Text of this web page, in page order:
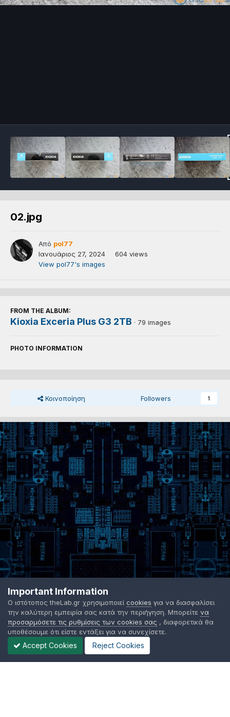
02.jpg
Από pol77
Ιανουάριος 27, 2024
604 views
View pol77's images
FROM THE ALBUM:
Kioxia Exceria Plus G3 2TB · 79 images
PHOTO INFORMATION
Κοινοποίηση Followers 1
Important Information
Ο ιστότοπος theLab.gr χρησιμοποιεί cookies για να διασφαλίσει
την καλύτερη εμπειρία σας κατά την περιήγηση. Μπορείτε να
προσαρμόσετε τις ρυθμίσεις των cookies σας , διαφορετικά θα
υποθέσουμε ότι είστε εντάξει για να συνεχίσετε.
Accept Cookies Reject Cookies